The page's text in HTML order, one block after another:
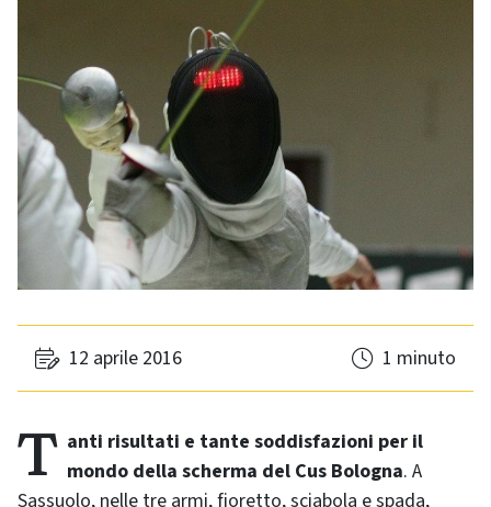
12 aprile 2016 1 minuto
Tanti risultati e tante soddisfazioni per il mondo della scherma del Cus Bologna. A
Sassuolo, nelle tre armi, fioretto, sciabola e spada,